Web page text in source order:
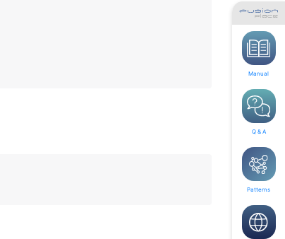
Manual
Q & A
Patterns